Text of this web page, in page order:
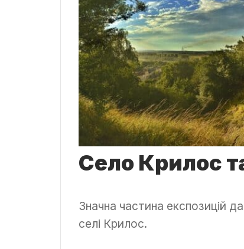
Село Крилос
Значна частина експозицій
селі Крилос.